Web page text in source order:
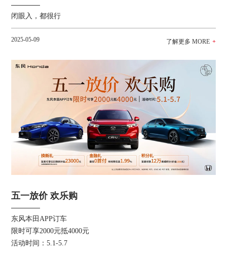
闭眼入，都很行
2025-05-09
五一放价 欢乐购
东风本田APP订车
限时可享2000元抵4000元
活动时间：5.1-5.7